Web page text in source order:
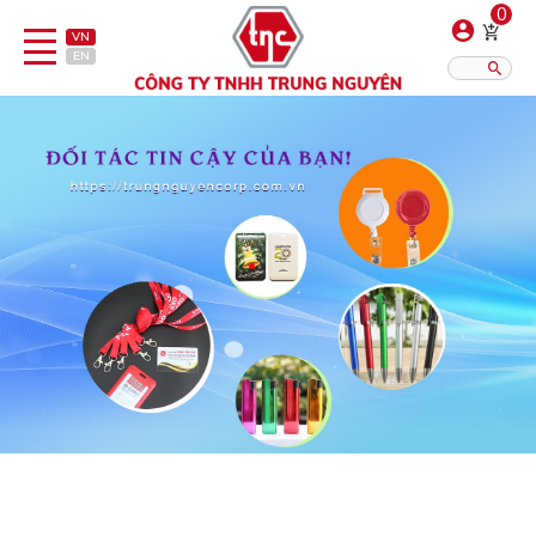
VN
EN
0
Bút
Bật lửa
Đồ sứ quà tặng
Bình/ca giữ nhiệt
Dây đeo & Phụ kiện